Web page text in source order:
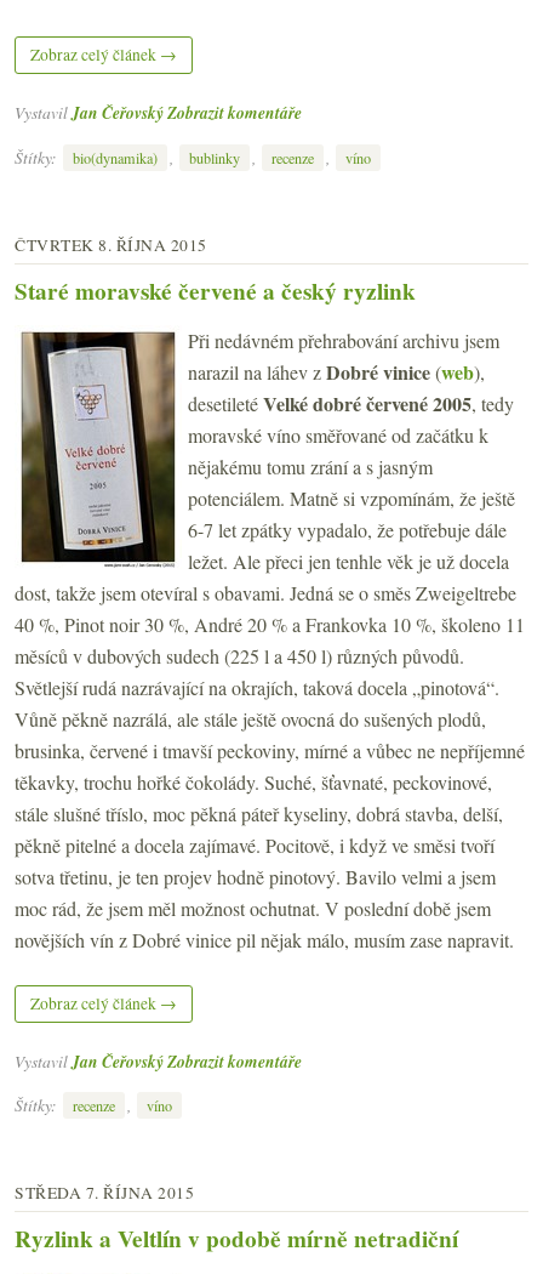
Zobraz celý článek →
VystavilJan ČeřovskýZobrazit komentáře
Štítky:
bio(dynamika) bublinky recenze víno
ČTVRTEK 8. ŘÍJNA 2015
Staré moravské červené a český ryzlink
Při nedávném přehrabování archivu jsem
narazil na láhev zDobré vinice(web),
desetiletéVelké dobré červené 2005, tedy
moravské víno směřované od začátku k
nějakému tomu zrání a s jasným
potenciálem. Matně si vzpomínám, že ještě
6-7 let zpátky vypadalo, že potřebuje dále
ležet. Ale přeci jen tenhle věk je už docela
dost, takže jsem otevíral s obavami. Jedná se o směs Zweigeltrebe
40 %, Pinot noir 30 %, André 20 % a Frankovka 10 %, školeno 11
měsíců v dubových sudech (225 l a 450 l) různých původů.
Světlejší rudá nazrávající na okrajích, taková docela „pinotová“.
Vůně pěkně nazrálá, ale stále ještě ovocná do sušených plodů,
brusinka, červené i tmavší peckoviny, mírné a vůbec ne nepříjemné
těkavky, trochu hořké čokolády. Suché, šťavnaté, peckovinové,
stále slušné tříslo, moc pěkná páteř kyseliny, dobrá stavba, delší,
pěkně pitelné a docela zajímavé. Pocitově, i když ve směsi tvoří
sotva třetinu, je ten projev hodně pinotový. Bavilo velmi a jsem
moc rád, že jsem měl možnost ochutnat. V poslední době jsem
novějších vín z Dobré vinice pil nějak málo, musím zase napravit.
Zobraz celý článek →
Vystavil Jan ČeřovskýZobrazit komentáře
Štítky:
recenze , víno
STŘEDA 7. ŘÍJNA 2015
Ryzlink a Veltlín v podobě mírně netradiční